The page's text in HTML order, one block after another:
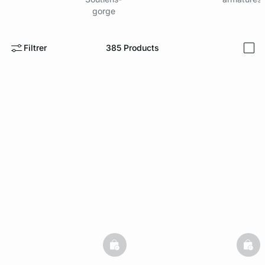
gorge
Filtrer 385 Products
basketfull